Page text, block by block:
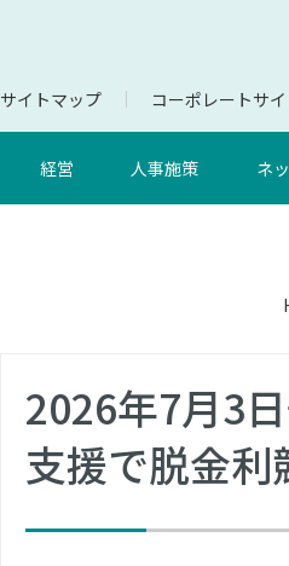
サイトマップ コーポレートサイ
経営 人事施策 ネ
2026年7月3
支援で脱金